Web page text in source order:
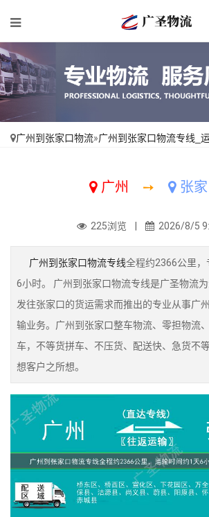
广州到张家口物流»广州到张家口物流专线_
广州 ➙ 张家
225浏览 | 2026/8/5
广州到张家口物流专线全程约2366公里
6小时。 广州到张家口物流专线是广圣物流
发往张家口的货运需求而推出的专业从事广
输业务。广州到张家口整车物流、零担物流
车，不等货拼车、不压货、配送快、急货不
想客户之所想。